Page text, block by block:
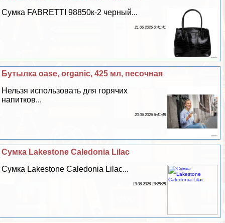
Сумка FABRETTI 98850к-2 черный...
21 06 2026 0:41:41
Бутылка oase, organic, 425 мл, песочная
Нельзя использовать для горячих
напитков...
20 06 2026 6:41:48
Сумка Lakestone Caledonia Lilac
Сумка Lakestone Caledonia Lilac...
19 06 2026 19:25:25